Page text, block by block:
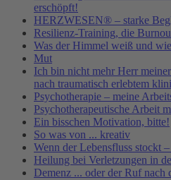
erschöpft!
HERZWESEN® – starke
Resilienz-Training, die
Was der Himmel weiß und
Mut
Ich bin nicht mehr Herr
nach traumatisch erlebtem
Psychotherapie – meine
Psychotherapeutische Arbeit
Ein bisschen Motivation, bitte!
So was von ... kreativ
Wenn der Lebensfluss stockt
Heilung bei Verletzungen in
Demenz ... oder der Ruf nach